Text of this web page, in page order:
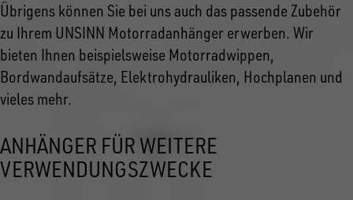
Übrigens können Sie bei uns auch das passende Zubehör
zu Ihrem UNSINN Motorradanhänger erwerben. Wir
bieten Ihnen beispielsweise Motorradwippen,
Bordwandaufsätze, Elektrohydrauliken, Hochplanen und
vieles mehr.
ANHÄNGER FÜR WEITERE
VERWENDUNGSZWECKE